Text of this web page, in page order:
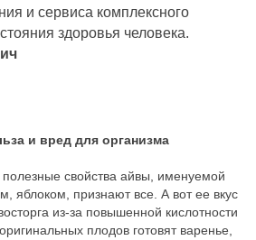
и сервиса комплексного
здоровья человека.
и вред для организма
свойства айвы, именуемой
яблоком, признают все. А вот ее вкус
из-за повышенной кислотности
плодов готовят варенье,